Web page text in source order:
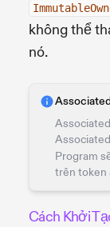
không thể
nó.
Program
trên token
Cách Khởi